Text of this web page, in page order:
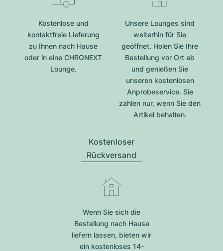
Kostenlose und
kontaktfreie Lieferung
zu Ihnen nach Hause
oder in eine CHRONEXT
Lounge.
Unsere Lounges sind
weiterhin für Sie
geöffnet. Holen Sie Ihre
Bestellung vor Ort ab
und genießen Sie
unseren kostenlosen
Anprobeservice. Sie
zahlen nur, wenn Sie den
Artikel behalten.
Kostenloser
Rückversand
Wenn Sie sich die
Bestellung nach Hause
liefern lassen, bieten wir
ein kostenloses 14-